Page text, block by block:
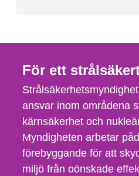
För ett
ansvar inom områdena
kärnsäkerhet och
Myndigheten arbetar
förebyggande för att
miljö från oönskade